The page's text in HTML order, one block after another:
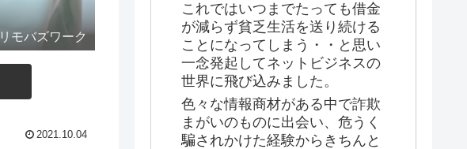
リモバズワーク
2021.10.04
これではいつまでたっても借金
が減らず貧乏生活を送り続ける
ことになってしまう・・と思い
一念発起してネットビジネスの
世界に飛び込みました。
色々な情報商材がある中で詐欺
まがいのものに出会い、危うく
騙されかけた経験からきちんと